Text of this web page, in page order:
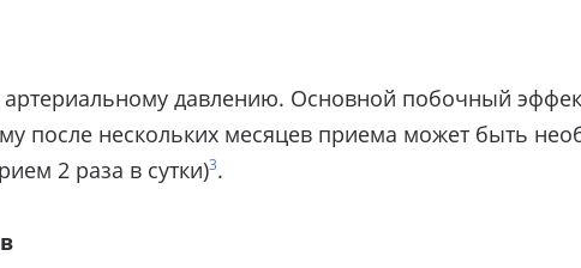
давлению. Основной побочный
после нескольких месяцев приема может быть
2 раза в сутки)3.